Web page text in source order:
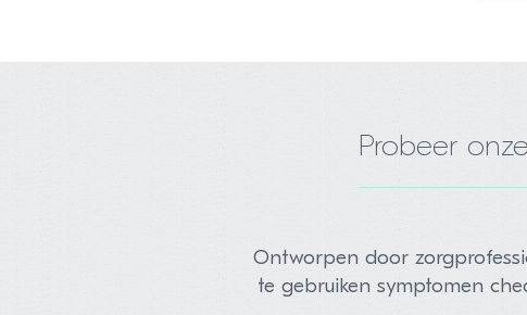
Probeer
Ontworpen door
te gebruiken symptomen